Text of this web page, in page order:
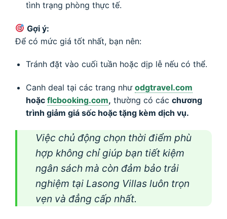
tình trạng phòng thực tế.
Gợi ý:
Để có mức giá tốt nhất, bạn nên:
Tránh đặt vào cuối tuần hoặc dịp lễ nếu có thể.
Canh deal tại các trang như odgtravel.com
hoặc flcbooking.com, thường có các chương
trình giảm giá sốc hoặc tặng kèm dịch vụ.
Việc chủ động chọn thời điểm phù
hợp không chỉ giúp bạn tiết kiệm
ngân sách mà còn đảm bảo trải
nghiệm tại Lasong Villas luôn trọn
vẹn và đẳng cấp nhất.